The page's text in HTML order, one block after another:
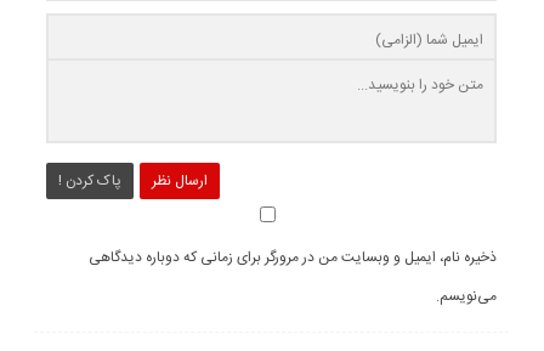
ارسال نظر پاک کردن !
ذخیره نام، ایمیل و وبسایت من در مرورگر برای زمانی که دوباره دیدگاهی
می‌نویسم.